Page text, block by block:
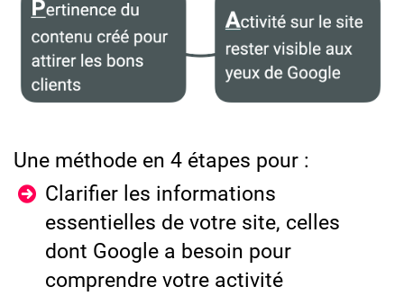
Une méthode en 4 étapes pour :
Clarifier les informations
essentielles de votre site, celles
dont Google a besoin pour
comprendre votre activité